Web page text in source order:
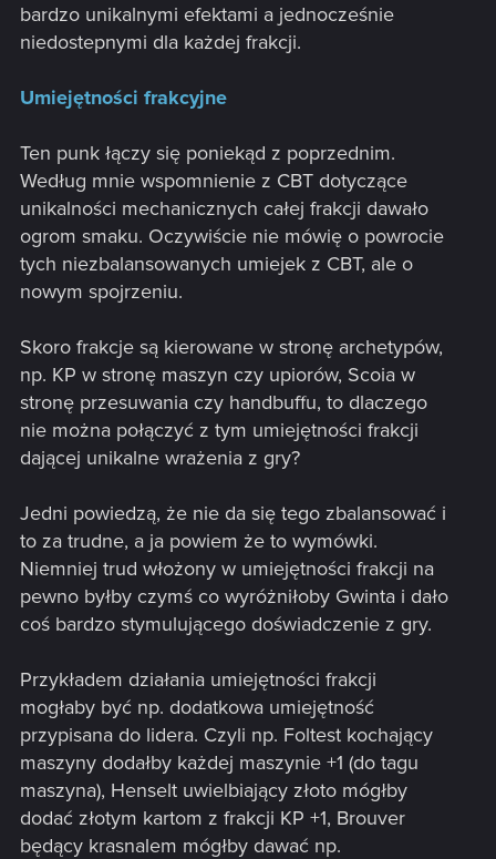
bardzo unikalnymi efektami a jednocześnie
niedostepnymi dla każdej frakcji.
Umiejętności frakcyjne
Ten punk łączy się poniekąd z poprzednim.
Według mnie wspomnienie z CBT dotyczące
unikalności mechanicznych całej frakcji dawało
ogrom smaku. Oczywiście nie mówię o powrocie
tych niezbalansowanych umiejek z CBT, ale o
nowym spojrzeniu.
Skoro frakcje są kierowane w stronę archetypów,
np. KP w stronę maszyn czy upiorów, Scoia w
stronę przesuwania czy handbuffu, to dlaczego
nie można połączyć z tym umiejętności frakcji
dającej unikalne wrażenia z gry?
Jedni powiedzą, że nie da się tego zbalansować i
to za trudne, a ja powiem że to wymówki.
Niemniej trud włożony w umiejętności frakcji na
pewno byłby czymś co wyróżniłoby Gwinta i dało
coś bardzo stymulującego doświadczenie z gry.
Przykładem działania umiejętności frakcji
mogłaby być np. dodatkowa umiejętność
przypisana do lidera. Czyli np. Foltest kochający
maszyny dodałby każdej maszynie +1 (do tagu
maszyna), Henselt uwielbiający złoto mógłby
dodać złotym kartom z frakcji KP +1, Brouver
będący krasnalem mógłby dawać np.